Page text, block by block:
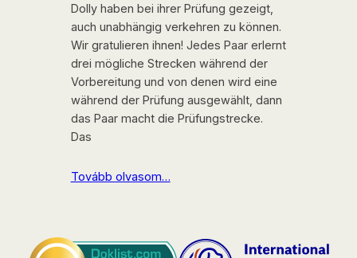
Dolly haben bei ihrer Prüfung gezeigt,
auch unabhängig verkehren zu können.
Wir gratulieren ihnen! Jedes Paar erlernt
drei mögliche Strecken während der
Vorbereitung und von denen wird eine
während der Prüfung ausgewählt, dann
das Paar macht die Prüfungstrecke.
Das
Tovább olvasom…